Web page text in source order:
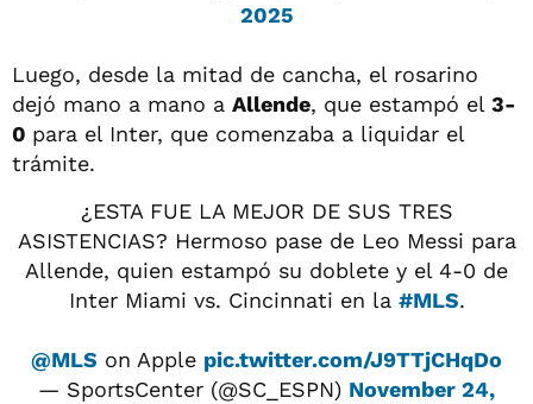
2025
Luego, desde la mitad de cancha, el rosarino
dejó mano a mano a Allende, que estampó el 3-
0 para el Inter, que comenzaba a liquidar el
trámite.
¿ESTA FUE LA MEJOR DE SUS TRES
ASISTENCIAS? Hermoso pase de Leo Messi para
Allende, quien estampó su doblete y el 4-0 de
Inter Miami vs. Cincinnati en la #MLS.
@MLS on Apple pic.twitter.com/J9TTjCHqDo
— SportsCenter (@SC_ESPN) November 24,